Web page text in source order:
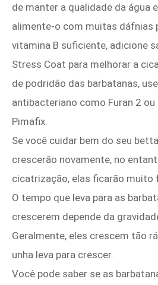
de manter a qualidade da água
alimente-o com muitas dáfnias
vitamina B suficiente, adicione
Stress Coat para melhorar a
de podridão das barbatanas,
antibacteriano como Furan 2
Pimafix.
Se você cuidar bem do seu
crescerão novamente, no
cicatrização, elas ficarão muito
O tempo que leva para as
crescerem depende da
Geralmente, eles crescem tão
unha leva para crescer.
Você pode saber se as